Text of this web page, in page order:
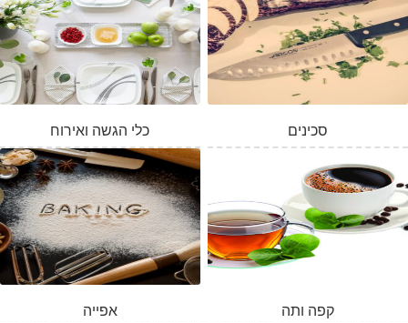
כלי הגשה ואירוח סכינים
אפייה קפה ותה